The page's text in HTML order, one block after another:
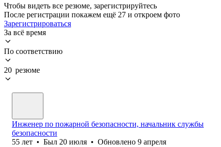
Чтобы видеть все резюме, зарегистрируйтесь
После регистрации покажем ещё 27 и откроем фото
Зарегистрироваться
За всё время
По соответствию
20 резюме
Инженер по пожарной безопасности, начальник службы
безопасности
55 лет • Был 20 июля • Обновлено 9 апреля